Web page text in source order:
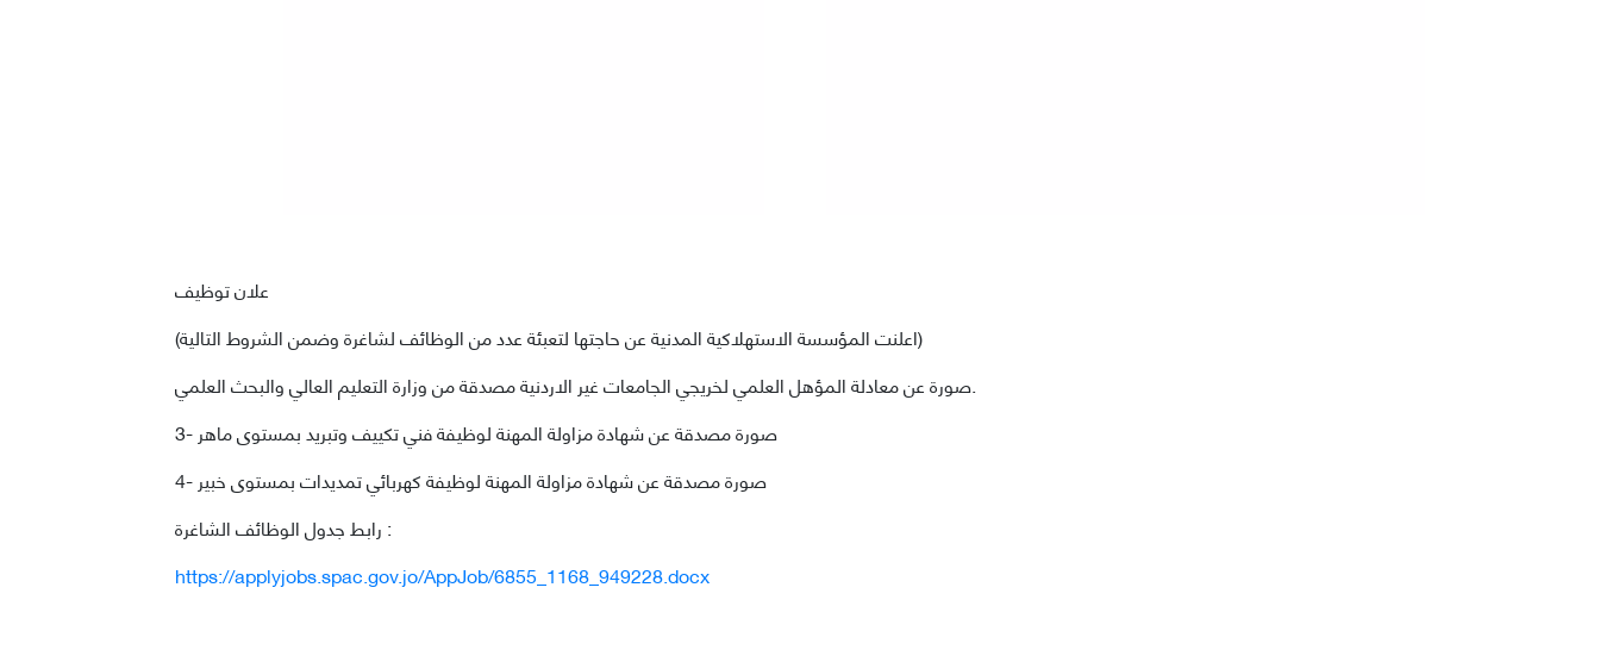
علان توظيف
(اعلنت المؤسسة الاستهلاكية المدنية عن حاجتها لتعبئة عدد من الوظائف لشاغرة وضمن الشروط التالية)
صورة عن معادلة المؤهل العلمي لخريجي الجامعات غير الاردنية مصدقة من وزارة التعليم العالي والبحث العلمي.
3- صورة مصدقة عن شهادة مزاولة المهنة لوظيفة فني تكييف وتبريد بمستوى ماهر
4- صورة مصدقة عن شهادة مزاولة المهنة لوظيفة كهربائي تمديدات بمستوى خبير
رابط جدول الوظائف الشاغرة :
https://applyjobs.spac.gov.jo/AppJob/6855_1168_949228.docx